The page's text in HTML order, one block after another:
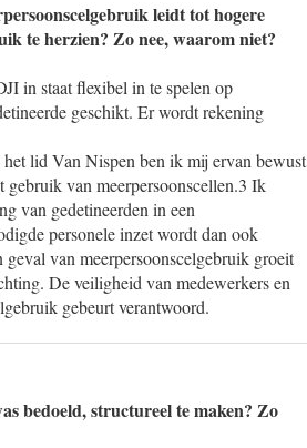
leidt tot hogere
te herzien? Zo nee, waarom niet?
in staat flexibel in te spelen op
geschikt. Er wordt rekening
lid Van Nispen ben ik mij ervan bewust
gebruik van meerpersoonscellen.3 Ik
van gedetineerden in een
personele inzet wordt dan ook
geval van meerpersoonscelgebruik groeit
De veiligheid van medewerkers en
gebeurt verantwoord.
bedoeld, structureel te maken? Zo